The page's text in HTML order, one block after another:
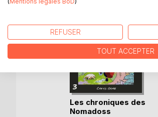
Les chroniques des
Nomadoss
REFUSER
TOUT ACCEPTER